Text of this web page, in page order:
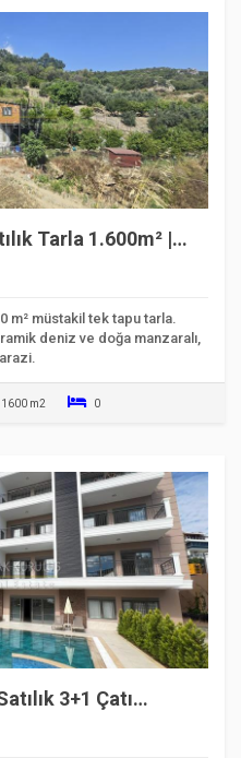
Tarla 1.600m² |
m² müstakil tek tapu tarla.
deniz ve doğa manzaralı,
1600 m2 0
3+1 Çatı